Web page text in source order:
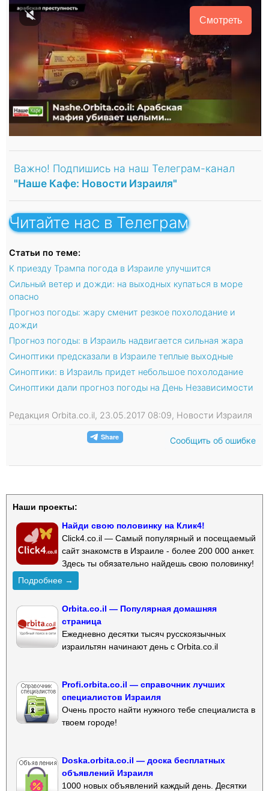
Смотреть
Важно! Подпишись на наш Телеграм-канал
"Наше Кафе: Новости Израиля"
Читайте нас в Телеграм
Статьи по теме:
К приезду Трампа погода в Израиле улучшится
Сильный ветер и дожди: на выходных купаться в море
опасно
Прогноз погоды: жару сменит резкое похолодание и
дожди
Прогноз погоды: в Израиль надвигается сильная жара
Синоптики предсказали в Израиле теплые выходные
Синоптики: в Израиль придет небольшое похолодание
Синоптики дали прогноз погоды на День Независимости
Редакция Orbita.co.il, 23.05.2017 08:09, Новости Израиля
Сообщить об ошибке
Наши проекты:
Найди свою половинку на Клик4!
Click4.co.il — Самый популярный и посещаемый
сайт знакомств в Израиле - более 200 000 анкет.
Здесь ты обязательно найдешь свою половинку!
Подробнее →
Orbita.co.il — Популярная домашняя
страница
Ежедневно десятки тысяч русскоязычных
израильтян начинают день с Orbita.co.il
Profi.orbita.co.il — справочник лучших
специалистов Израиля
Очень просто найти нужного тебе специалиста в
твоем городе!
Doska.orbita.co.il — доска бесплатных
объявлений Израиля
1000 новых объявлений каждый день. Десятки